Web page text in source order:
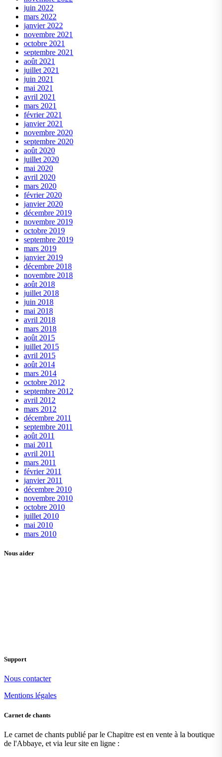
juin 2022
mars 2022
janvier 2022
novembre 2021
octobre 2021
septembre 2021
août 2021
juillet 2021
juin 2021
mai 2021
avril 2021
mars 2021
février 2021
janvier 2021
novembre 2020
septembre 2020
août 2020
juillet 2020
mai 2020
avril 2020
mars 2020
février 2020
janvier 2020
décembre 2019
novembre 2019
octobre 2019
septembre 2019
mars 2019
janvier 2019
décembre 2018
novembre 2018
août 2018
juillet 2018
juin 2018
mai 2018
avril 2018
mars 2018
août 2015
juillet 2015
avril 2015
août 2014
mars 2014
octobre 2012
septembre 2012
avril 2012
mars 2012
décembre 2011
septembre 2011
août 2011
mai 2011
avril 2011
mars 2011
février 2011
janvier 2011
décembre 2010
novembre 2010
octobre 2010
juillet 2010
mai 2010
mars 2010
Nous aider
Support
Nous contacter
Mentions légales
Carnet de chants
Le carnet de chants publié par le Chapitre est en vente à la boutique
de l'Abbaye, et via leur site en ligne :